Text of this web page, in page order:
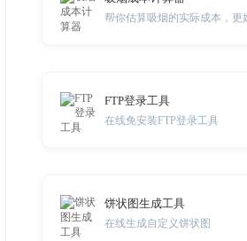
帮你估算吸烟的实际成本，更
FTP登录工具
在线免安装FTP登录工具
饼状图生成工具
在线生成自定义饼状图